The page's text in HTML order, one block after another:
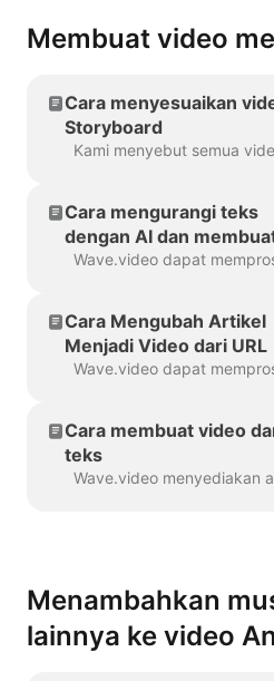
Membuat video
Cara menyesuaikan
Storyboard
Cara mengurangi teks
dengan AI dan
video
Cara Mengubah Artikel
Menjadi Video dari URL
Cara membuat video
teks
Menambahkan
lainnya ke video